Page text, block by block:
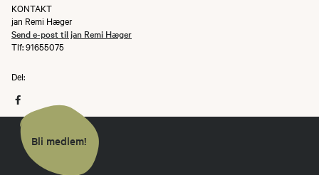
KONTAKT
jan Remi Hæger
Send e-post til jan Remi Hæger
Tlf: 91655075
Del:
Bli medlem!